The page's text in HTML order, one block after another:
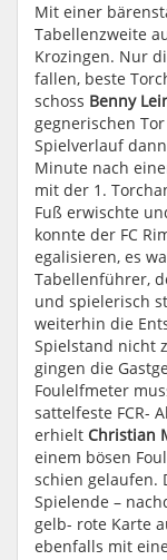
Mit einer
Tabellenzweite
Krozingen. Nur
fallen, beste
schoss Benny
gegnerischen
Spielverlauf
Minute nach
mit der 1.
Fuß erwischte
konnte der FC
egalisieren, es
Tabellenführer,
und spielerisch
weiterhin die
Spielstand nicht
gingen die
Foulelfmeter
sattelfeste FCR-
erhielt Christian
einem bösen
schien gelaufen.
Spielende –
gelb- rote Karte
ebenfalls mit